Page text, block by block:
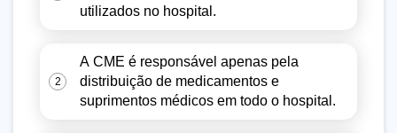
utilizados no hospital.
2
A CME é responsável apenas pela
distribuição de medicamentos e
suprimentos médicos em todo o hospital.